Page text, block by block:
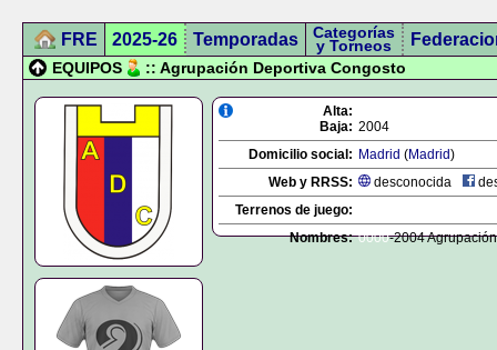
FRE 2025-26 Temporadas Categorías
y Torneos
EQUIPOS :: Agrupación Deportiva Congosto
Alta:
Baja: 2004
Domicilio social: Madrid (Madrid)
Web y RRSS:
desconocida
Terrenos de juego:
Nombres: 0000-2004